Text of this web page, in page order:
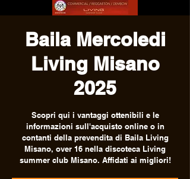
Baila Mercoledi
Living Misano
2025
Scopri qui i vantaggi ottenibili e le
informazioni sull'acquisto online o in
contanti della prevendita di Baila Living
Misano, over 16 nella discoteca Living
summer club Misano. Affidati ai migliori!